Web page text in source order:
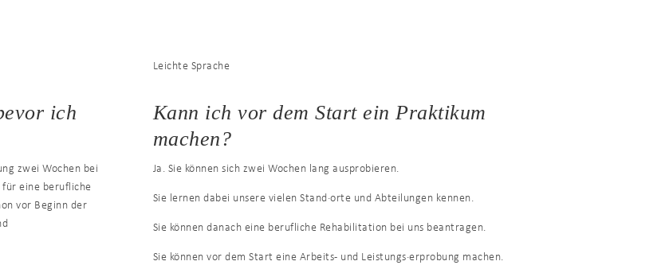
ich
zwei Wochen bei
für eine berufliche
vor Beginn der
Leichte Sprache
Kann ich vor dem Start ein Praktikum
machen?
Ja. Sie können sich zwei Wochen lang ausprobieren.
Sie lernen dabei unsere vielen Stand·orte und Abteilungen kennen.
Sie können danach eine berufliche Rehabilitation bei uns beantragen.
Sie können vor dem Start eine Arbeits- und Leistungs·erprobung machen.